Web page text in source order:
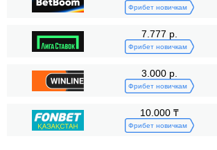
KO/TKO
РЕШ
Неизвестных видов побед:
Поражения
Фрибет новичкам
7.777 р.
Фрибет новичкам
3.000 р.
Фрибет новичкам
10.000 ₸
Фрибет новичкам